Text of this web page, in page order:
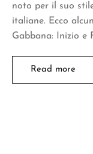
noto per il suo
italiane. Ecco
Gabbana: Inizio e
Read more